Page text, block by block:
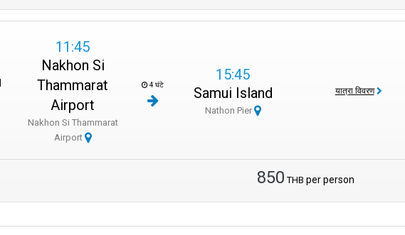
11:45
Nakhon Si
Thammarat
Airport
Nakhon Si Thammarat
Airport
4 घंटे
15:45
Samui Island
Nathon Pier
यात्रा विवरण
850 THB per person